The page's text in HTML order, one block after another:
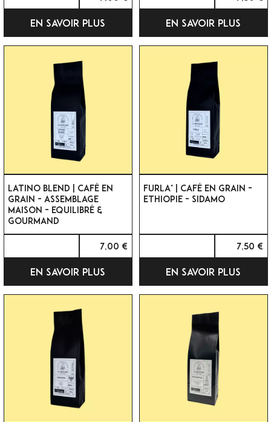
EN SAVOIR PLUS EN SAVOIR PLUS
LATINO BLEND | CAFÉ EN
GRAIN - ASSEMBLAGE
MAISON - EQUILIBRÉ &
GOURMAND
7,00 €
EN SAVOIR PLUS
FURLA* | CAFÉ EN GRAIN -
ETHIOPIE - SIDAMO
7,50 €
EN SAVOIR PLUS